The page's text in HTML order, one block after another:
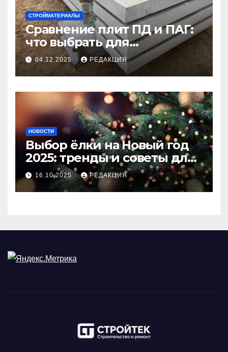
СТРОЙМАТЕРИАЛЫ
Сравнение плит ПД и ПАГ:
что выбрать для
долговечного и прочного
покрытия
04.12.2025 РЕДАКЦИЯ
НОВОСТИ
Выбор ёлки на Новый год
2025: тренды и советы для
идеального праздника
16.10.2025 РЕДАКЦИЯ